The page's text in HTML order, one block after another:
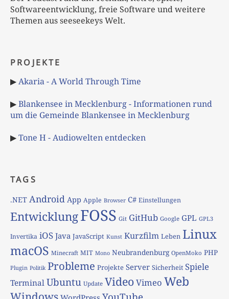
Softwareentwicklung, freie Software und weitere
Themen aus seeseekeys Welt.
PROJEKTE
▶Akaria - A World Through Time
▶Blankensee in Mecklenburg - Informationen rund
um die Gemeinde Blankensee in Mecklenburg
▶Tone H - Audiowelten entdecken
TAGS
.NET Android App Apple Browser C# Einstellungen
EntwicklungFOSS Git GitHub Google GPL GPL3
Invertika iOS Java JavaScript Kunst Kurzfilm Leben Linux
macOS Minecraft MIT Mono Neubrandenburg OpenMoko PHP
Plugin Politik Probleme Projekte Server Sicherheit Spiele
TerminalUbuntu Update VideoVimeo Web